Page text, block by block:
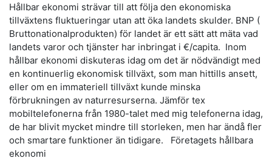
Hållbar ekonomi strävar till att följa den ekonomiska
tillväxtens fluktueringar utan att öka landets skulder. BNP (
Bruttonationalprodukten) för landet är ett sätt att mäta vad
landets varor och tjänster har inbringat i €/capita. Inom
hållbar ekonomi diskuteras idag om det är nödvändigt med
en kontinuerlig ekonomisk tillväxt, som man hittills ansett,
eller om en immateriell tillväxt kunde minska
förbrukningen av naturresurserna. Jämför tex
mobiltelefonerna från 1980-talet med mig telefonerna idag,
de har blivit mycket mindre till storleken, men har ändå fler
och smartare funktioner än tidigare. Företagets hållbara
ekonomi